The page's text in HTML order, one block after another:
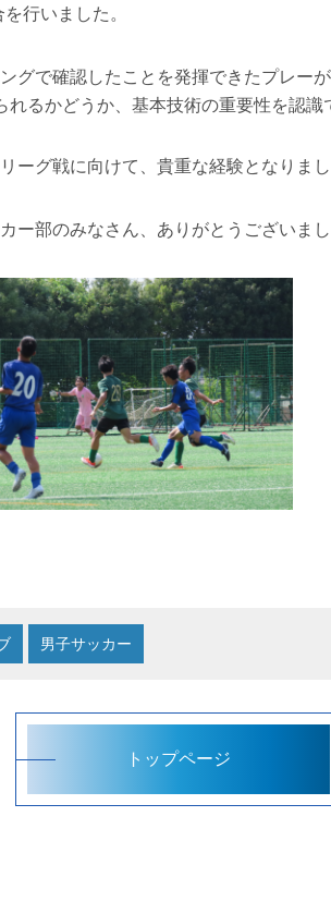
行いました。
グで確認したことを発揮できたプレー
るかどうか、基本技術の重要性を認識
ーグ戦に向けて、貴重な経験となりまし
ー部のみなさん、ありがとうございまし
男子サッカー
トップページ